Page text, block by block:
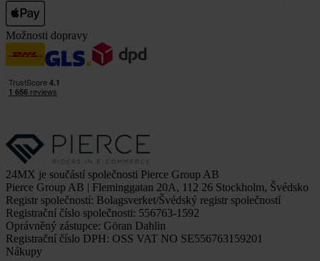
Možnosti dopravy
24MX je součástí společnosti Pierce Group AB
Pierce Group AB | Fleminggatan 20A, 112 26 Stockholm, Švédsko
Registr společností: Bolagsverket/Švédský registr společností
Registrační číslo společnosti: 556763-1592
Oprávněný zástupce: Göran Dahlin
Registrační číslo DPH: OSS VAT NO SE556763159201
Nákupy